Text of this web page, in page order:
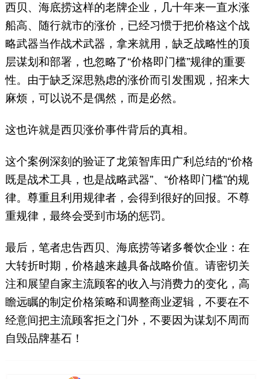
西贝、海底捞这样的老牌企业，几十年来一直水涨
船高、随行就市的涨价，已经习惯于把价格这个战
略武器当作战术武器，拿来就用，缺乏战略性的顶
层谋划和部署，也忽略了“价格即门槛”规律的重要
性。由于缺乏深思熟虑的涨价而引发围观，招来大
麻烦，可以说不是偶然，而是必然。
这也许就是西贝涨价事件背后的真相。
这个案例深刻的验证了龙策智库田广利总结的“价格
既是战术工具，也是战略武器”、“价格即门槛”的规
律。尊重且利用规律者，会得到很好的回报。不尊
重规律，最终会受到市场的惩罚。
最后，笔者忠告西贝、海底捞等诸多餐饮企业：在
大转折时期，价格越来越具备战略价值。请密切关
注和展望自家主流顾客的收入与消费力的变化，高
瞻远瞩的制定价格策略和调整商业逻辑，不要在不
经意间把主流顾客拒之门外，不要因为谋划不周而
自毁品牌基石！